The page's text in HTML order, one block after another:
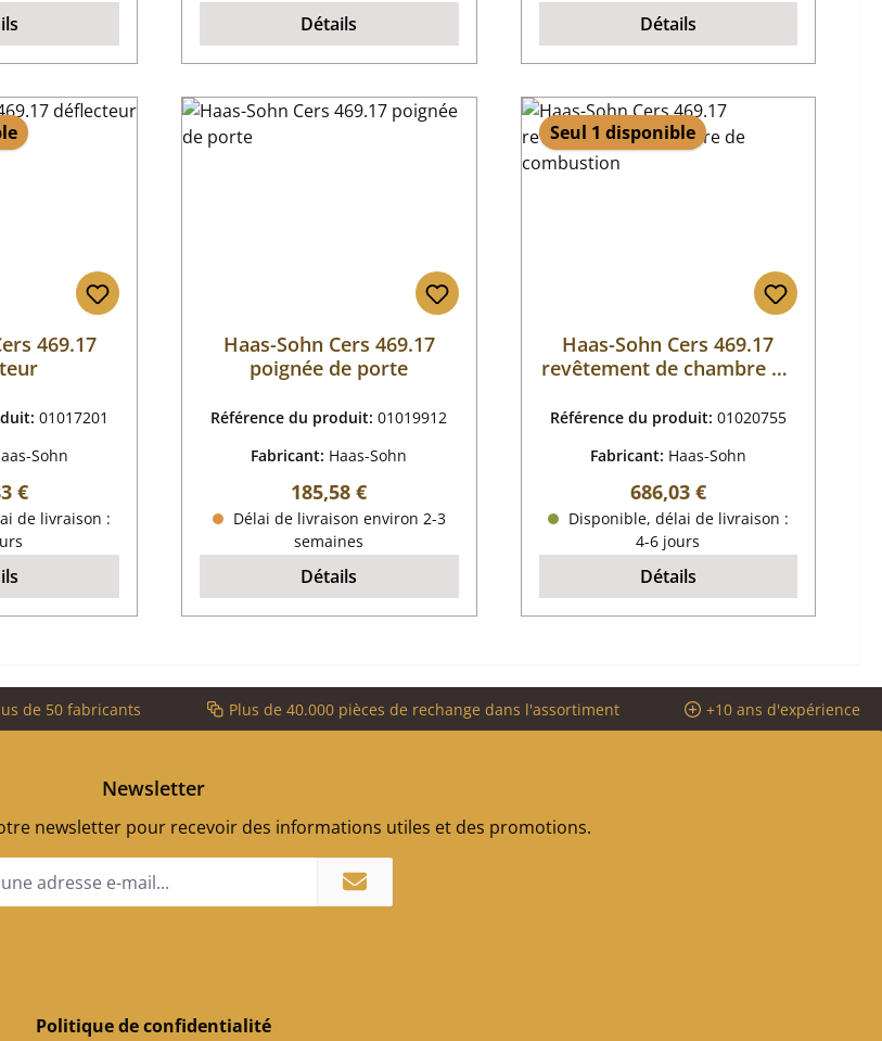
Détails Détails
469.17
01017201
Sohn
:
€
de livraison :
Haas-Sohn Cers 469.17
poignée de porte
Référence du produit:01019912
Fabricant: Haas-Sohn
Prix régulier :
185,58 €
Délai de livraison environ 2-3
semaines
Détails
Seul 1 disponible
Haas-Sohn Cers 469.17
revêtement de chambre de
Référence du produit: 01020755
Fabricant: Haas-Sohn
Prix régulier :
686,03 €
Disponible, délai de livraison :
4-6 jours
Détails
de 50 fabricants Plus de 40.000 pièces de rechange dans l'assortiment +10 ans d'expérience
Newsletter
newsletter pour recevoir des informations utiles et des promotions.
Politique de confidentialité